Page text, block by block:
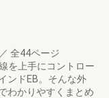
／ 全44ページ
を上手にコントロー
ンドEB。そんな外
わかりやすくまとめ